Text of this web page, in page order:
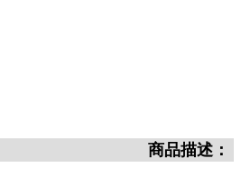
商品描述：